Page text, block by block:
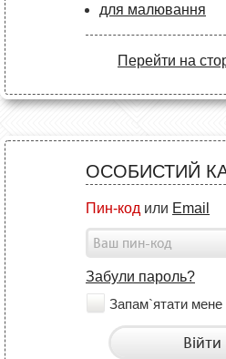
для малювання
Перейти на
ОСОБИСТИЙ
Пин-код или Email
Забули пароль?
Запам`ятати мене
Війти